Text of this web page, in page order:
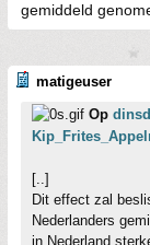
gemiddeld
matigeuser
Op
[..]
Dit effect zal
Nederlanders
in Nederland